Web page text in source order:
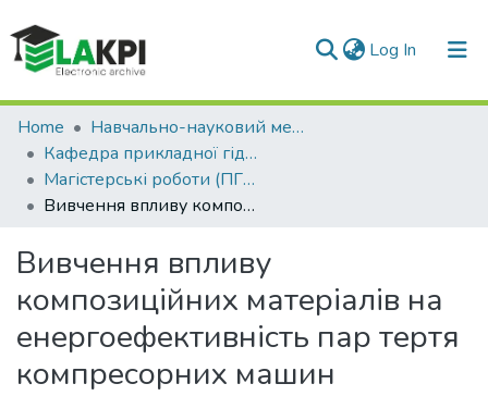
Log In (current)
Communities & Collections
All of DSpace
Statistics
Home
Навчально-науковий механіко-машинобудівний інститут (НН ММІ)
Кафедра прикладної гідроаеромеханіки і механотроніки (ПГМ)
Магістерські роботи (ПГМ)
Вивчення впливу композиційних матеріалів на енергоефективність пар тертя компресорних машин
Вивчення впливу
композиційних матеріалів на
енергоефективність пар тертя
компресорних машин